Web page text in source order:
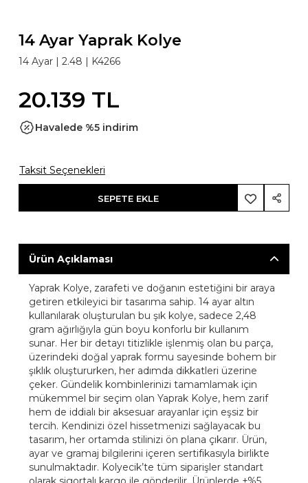
14 Ayar Yaprak Kolye
14 Ayar | 2.48 | K4266
20.139 TL
Havalede %5 indirim
Taksit Seçenekleri
SEPETE EKLE
Ürün Açıklaması
Yaprak Kolye, zarafeti ve doğanın estetiğini bir araya
getiren etkileyici bir tasarıma sahip. 14 ayar altın
kullanılarak oluşturulan bu şık kolye, sadece 2,48
gram ağırlığıyla gün boyu konforlu bir kullanım
sunar. Her bir detayı titizlikle işlenmiş olan bu parça,
üzerindeki doğal yaprak formu sayesinde bohem bir
şıklık oluştururken, her adımda dikkatleri üzerine
çeker. Gündelik kombinlerinizi tamamlamak için
mükemmel bir seçim olan Yaprak Kolye, hem zarif
hem de iddialı bir aksesuar arayanlar için eşsiz bir
tercih. Kendinizi özel hissetmenizi sağlayacak bu
tasarım, her ortamda stilinizi ön plana çıkarır. Ürün,
ayar ve gramaj bilgilerini içeren sertifikasıyla birlikte
sunulmaktadır. Kolyecik’te tüm siparişler standart